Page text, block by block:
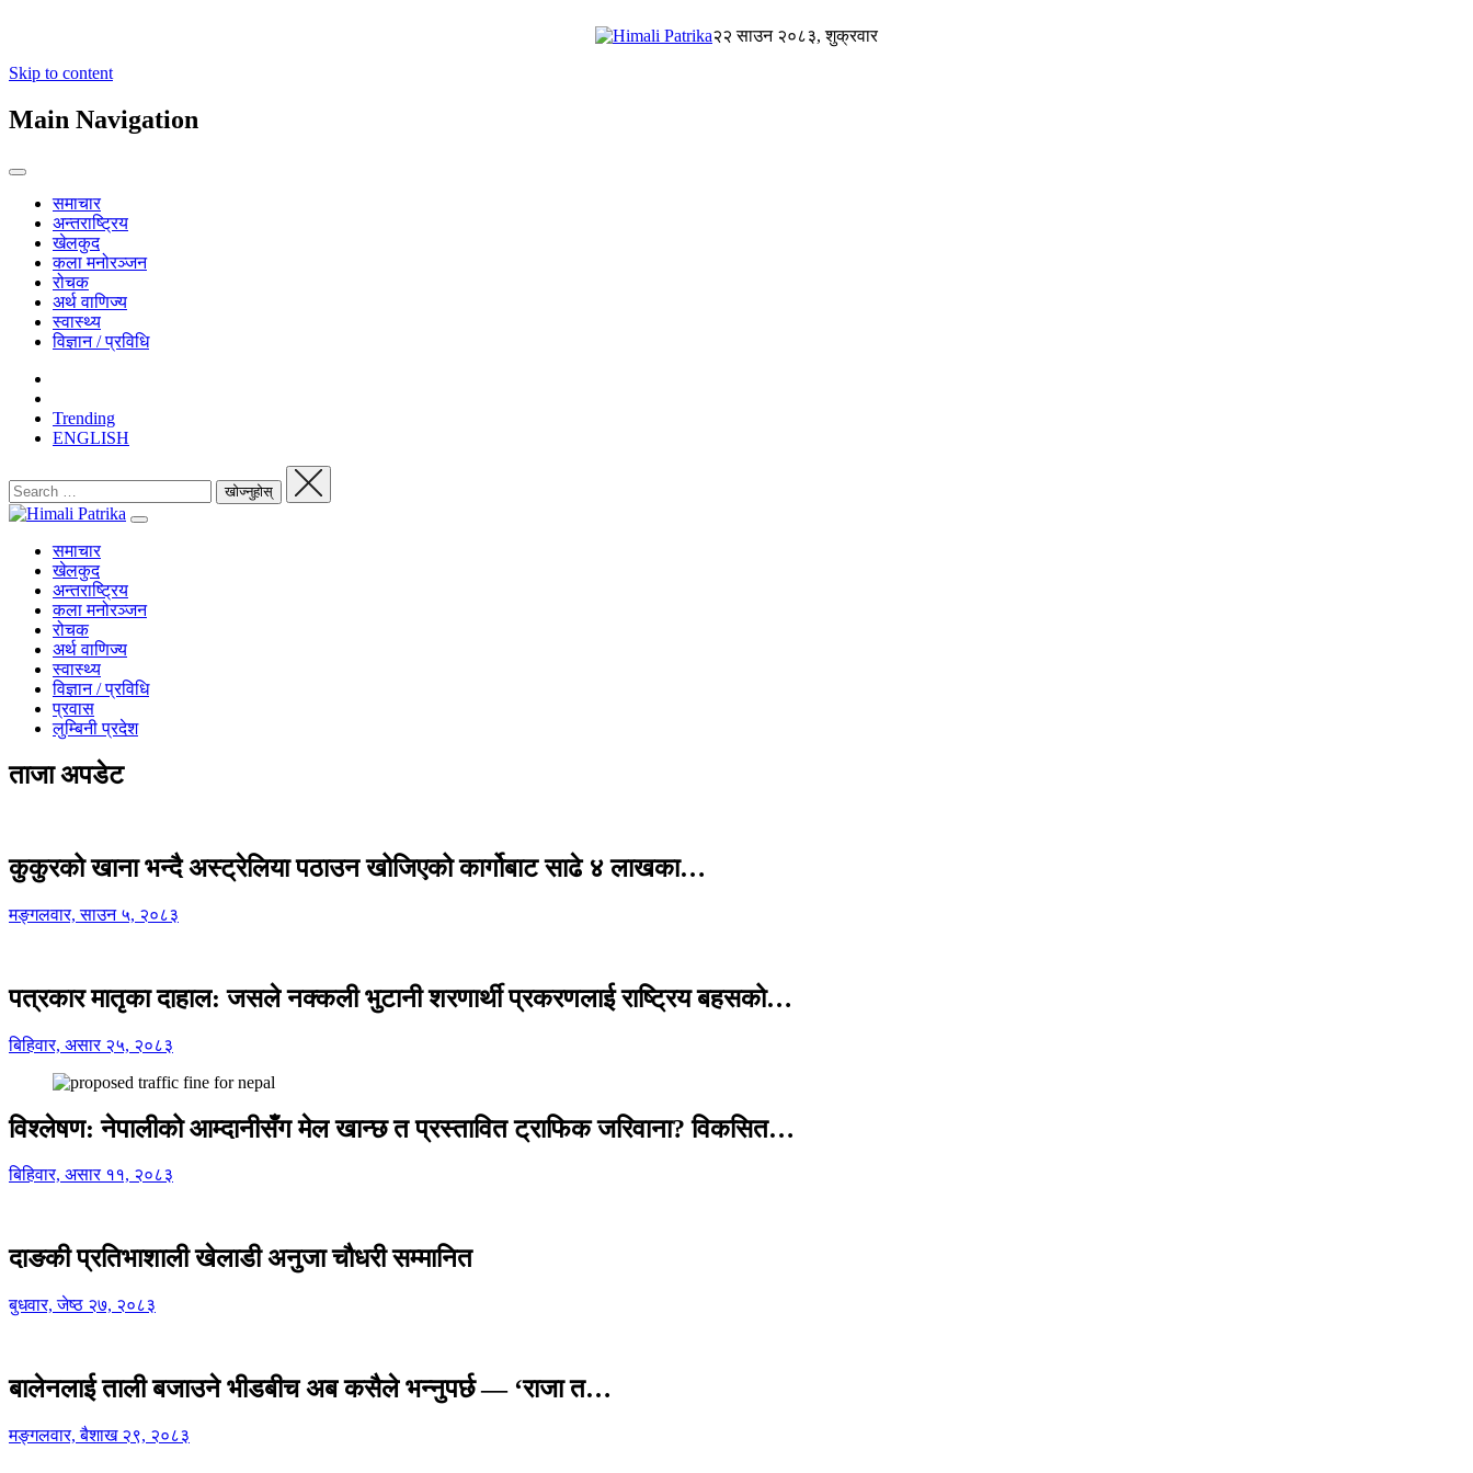
२२ साउन २०८३, शुक्रवार
Skip to content
Main Navigation
समाचार
अन्तराष्ट्रिय
खेलकुद
कला मनोरञ्जन
रोचक
अर्थ वाणिज्य
स्वास्थ्य
विज्ञान / प्रविधि
Trending
ENGLISH
समाचार
खेलकुद
अन्तराष्ट्रिय
कला मनोरञ्जन
रोचक
अर्थ वाणिज्य
स्वास्थ्य
विज्ञान / प्रविधि
प्रवास
लुम्बिनी प्रदेश
ताजा अपडेट
कुकुरको खाना भन्दै अस्ट्रेलिया पठाउन खोजिएको कार्गोबाट साढे ४ लाखका…
मङ्गलवार, साउन ५, २०८३
पत्रकार मातृका दाहाल: जसले नक्कली भुटानी शरणार्थी प्रकरणलाई राष्ट्रिय बहसको…
बिहिवार, असार २५, २०८३
विश्लेषण: नेपालीको आम्दानीसँग मेल खान्छ त प्रस्तावित ट्राफिक जरिवाना? विकसित…
बिहिवार, असार ११, २०८३
दाङकी प्रतिभाशाली खेलाडी अनुजा चौधरी सम्मानित
बुधवार, जेष्ठ २७, २०८३
बालेनलाई ताली बजाउने भीडबीच अब कसैले भन्नुपर्छ — ‘राजा त…
मङ्गलवार, बैशाख २९, २०८३